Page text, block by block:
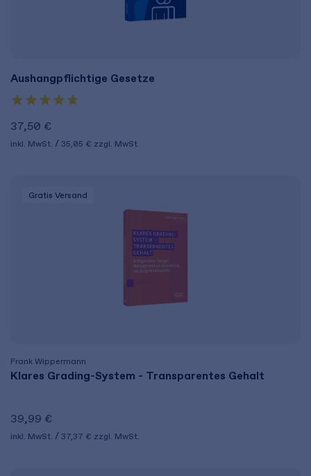
Aushangpflichtige Gesetze
37,50 €
inkl. MwSt. 35,05 € zzgl. MwSt.
Gratis Versand
Frank Wippermann
Klares Grading-System - Transparentes Gehalt
39,99 €
inkl. MwSt. 37,37 € zzgl. MwSt.